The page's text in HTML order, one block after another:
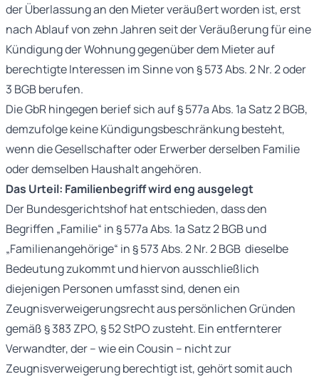
der Überlassung an den Mieter veräußert worden ist, erst
nach Ablauf von zehn Jahren seit der Veräußerung für eine
Kündigung der Wohnung gegenüber dem Mieter auf
berechtigte Interessen im Sinne von § 573 Abs. 2 Nr. 2 oder
3 BGB berufen.
Die GbR hingegen berief sich auf § 577a Abs. 1a Satz 2 BGB,
demzufolge keine Kündigungsbeschränkung besteht,
wenn die Gesellschafter oder Erwerber derselben Familie
oder demselben Haushalt angehören.
Das Urteil: Familienbegriff wird eng ausgelegt
Der Bundesgerichtshof hat entschieden, dass den
Begriffen „Familie“ in § 577a Abs. 1a Satz 2 BGB und
„Familienangehörige“ in § 573 Abs. 2 Nr. 2 BGB dieselbe
Bedeutung zukommt und hiervon ausschließlich
diejenigen Personen umfasst sind, denen ein
Zeugnisverweigerungsrecht aus persönlichen Gründen
gemäß § 383 ZPO, § 52 StPO zusteht. Ein entfernterer
Verwandter, der – wie ein Cousin – nicht zur
Zeugnisverweigerung berechtigt ist, gehört somit auch